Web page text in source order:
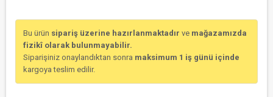
Bu ürün sipariş üzerine hazırlanmaktadır ve mağazamızda
fizikî olarak bulunmayabilir.
Siparişiniz onaylandıktan sonra maksimum 1 iş günü içinde
kargoya teslim edilir.